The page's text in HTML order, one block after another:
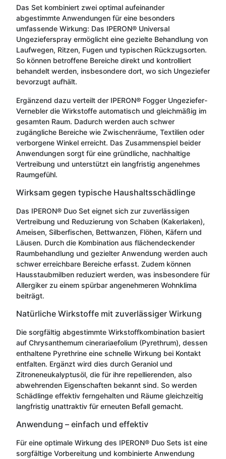
Das Set kombiniert zwei optimal aufeinander
abgestimmte Anwendungen für eine besonders
umfassende Wirkung: Das IPERON® Universal
Ungezieferspray ermöglicht eine gezielte Behandlung von
Laufwegen, Ritzen, Fugen und typischen Rückzugsorten.
So können betroffene Bereiche direkt und kontrolliert
behandelt werden, insbesondere dort, wo sich Ungeziefer
bevorzugt aufhält.
Ergänzend dazu verteilt der IPERON® Fogger Ungeziefer-
Vernebler die Wirkstoffe automatisch und gleichmäßig im
gesamten Raum. Dadurch werden auch schwer
zugängliche Bereiche wie Zwischenräume, Textilien oder
verborgene Winkel erreicht. Das Zusammenspiel beider
Anwendungen sorgt für eine gründliche, nachhaltige
Vertreibung und unterstützt ein langfristig angenehmes
Raumgefühl.
Wirksam gegen typische Haushaltsschädlinge
Das IPERON® Duo Set eignet sich zur zuverlässigen
Vertreibung und Reduzierung von Schaben (Kakerlaken),
Ameisen, Silberfischen, Bettwanzen, Flöhen, Käfern und
Läusen. Durch die Kombination aus flächendeckender
Raumbehandlung und gezielter Anwendung werden auch
schwer erreichbare Bereiche erfasst. Zudem können
Hausstaubmilben reduziert werden, was insbesondere für
Allergiker zu einem spürbar angenehmeren Wohnklima
beiträgt.
Natürliche Wirkstoffe mit zuverlässiger Wirkung
Die sorgfältig abgestimmte Wirkstoffkombination basiert
auf Chrysanthemum cinerariaefolium (Pyrethrum), dessen
enthaltene Pyrethrine eine schnelle Wirkung bei Kontakt
entfalten. Ergänzt wird dies durch Geraniol und
Zitroneneukalyptusöl, die für ihre repellierenden, also
abwehrenden Eigenschaften bekannt sind. So werden
Schädlinge effektiv ferngehalten und Räume gleichzeitig
langfristig unattraktiv für erneuten Befall gemacht.
Anwendung – einfach und effektiv
Für eine optimale Wirkung des IPERON® Duo Sets ist eine
sorgfältige Vorbereitung und kombinierte Anwendung